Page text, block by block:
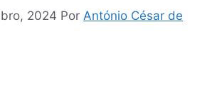
2024 Por António César de